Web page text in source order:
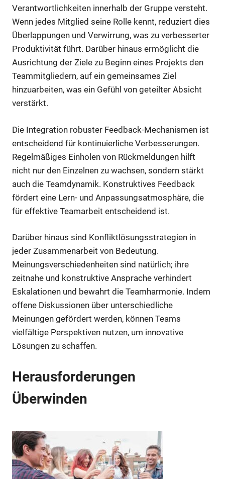
Verantwortlichkeiten innerhalb der Gruppe versteht.
Wenn jedes Mitglied seine Rolle kennt, reduziert dies
Überlappungen und Verwirrung, was zu verbesserter
Produktivität führt. Darüber hinaus ermöglicht die
Ausrichtung der Ziele zu Beginn eines Projekts den
Teammitgliedern, auf ein gemeinsames Ziel
hinzuarbeiten, was ein Gefühl von geteilter Absicht
verstärkt.
Die Integration robuster Feedback-Mechanismen ist
entscheidend für kontinuierliche Verbesserungen.
Regelmäßiges Einholen von Rückmeldungen hilft
nicht nur den Einzelnen zu wachsen, sondern stärkt
auch die Teamdynamik. Konstruktives Feedback
fördert eine Lern- und Anpassungsatmosphäre, die
für effektive Teamarbeit entscheidend ist.
Darüber hinaus sind Konfliktlösungsstrategien in
jeder Zusammenarbeit von Bedeutung.
Meinungsverschiedenheiten sind natürlich; ihre
zeitnahe und konstruktive Ansprache verhindert
Eskalationen und bewahrt die Teamharmonie. Indem
offene Diskussionen über unterschiedliche
Meinungen gefördert werden, können Teams
vielfältige Perspektiven nutzen, um innovative
Lösungen zu schaffen.
Herausforderungen
Überwinden